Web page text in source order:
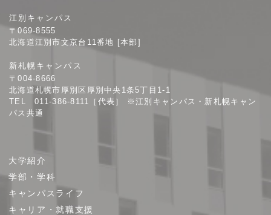
幌
学
大
学
江別キャンパス
〒069-8555
北海道江別市文京台11番地 [本部]
新札幌キャンパス
〒004-8666
北海道札幌市厚別区厚別中央1条5丁目1-1
TEL 011-386-8111［代表］ ※江別キャンパス・新札幌キャン
パス共通
ト
大学紹介
学部・学科
キャンパスライフ
キャリア・就職支援